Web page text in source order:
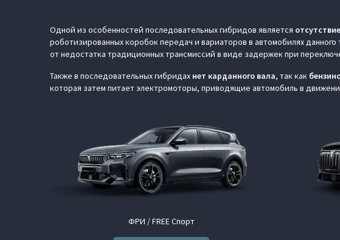
Одной из особенностей последовательных гибридов является
роботизированных коробок передач и вариаторов в автомобилях
от недостатка традиционных трансмиссий в виде задержек при
Также в последовательных гибридах нет карданного вала, так как
которая затем питает электромоторы, приводящие автомобиль в
ФРИ / FREE Спорт